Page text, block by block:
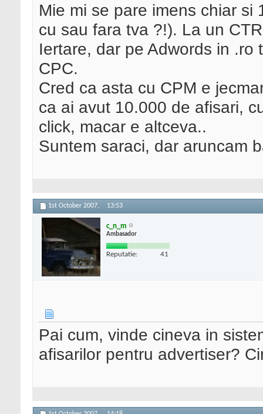
Mie mi se pare imens chiar
cu sau fara tva ?!). La un
Iertare, dar pe Adwords in
CPC.
Cred ca asta cu CPM e
ca ai avut 10.000 de afisari,
click, macar e altceva..
Suntem saraci, dar aruncam
1st October 2007, 13:53
c_n_m
Ambasador
Reputatie: 41
Pai cum, vinde cineva in
afisarilor pentru advertiser?